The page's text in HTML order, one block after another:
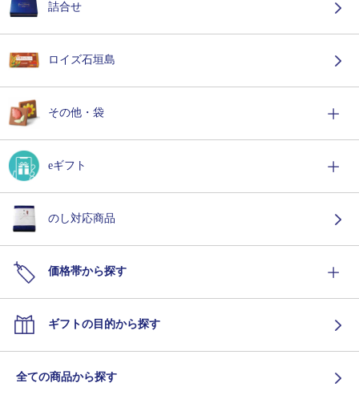
詰合せ
ロイズ石垣島
その他・袋
eギフト
のし対応商品
価格帯から探す
ギフトの目的から探す
全ての商品から探す